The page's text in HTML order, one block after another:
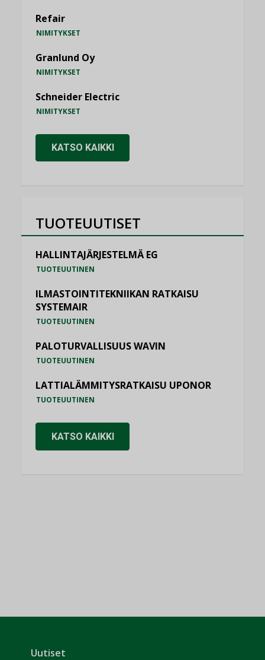
Refair
NIMITYKSET
Granlund Oy
NIMITYKSET
Schneider Electric
NIMITYKSET
KATSO KAIKKI
TUOTEUUTISET
HALLINTAJÄRJESTELMÄ EG
TUOTEUUTINEN
ILMASTOINTITEKNIIKAN RATKAISU
SYSTEMAIR
TUOTEUUTINEN
PALOTURVALLISUUS WAVIN
TUOTEUUTINEN
LATTIALÄMMITYSRATKAISU UPONOR
TUOTEUUTINEN
KATSO KAIKKI
Uutiset